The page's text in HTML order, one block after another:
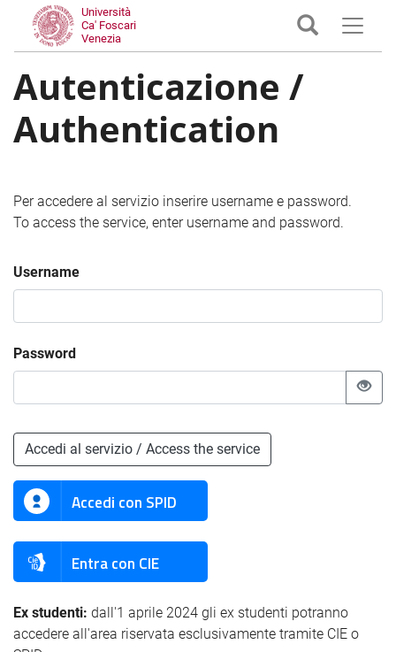
Università
Ca' Foscari
Venezia
Autenticazione /
Authentication
Per accedere al servizio inserire username e password.
To access the service, enter username and password.
Username
Password
Accedi al servizio / Access the service
Accedi con SPID
Entra con CIE
Ex studenti: dall'1 aprile 2024 gli ex studenti potranno
accedere all'area riservata esclusivamente tramite CIE o